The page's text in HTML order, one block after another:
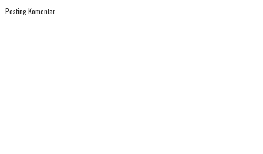
Posting Komentar